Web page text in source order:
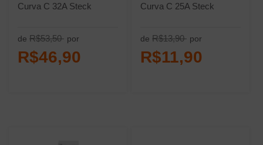
Curva C 32A Steck
de R$53,50 por
R$46,90
Curva C 25A Steck
de R$13,90 por
R$11,90